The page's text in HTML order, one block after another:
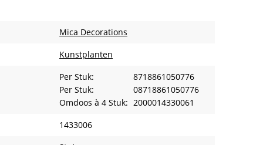
Mica Decorations
Kunstplanten
Per Stuk:
8718861050776
Per Stuk:
08718861050776
Omdoos à 4 Stuk: 2000014330061
1433006